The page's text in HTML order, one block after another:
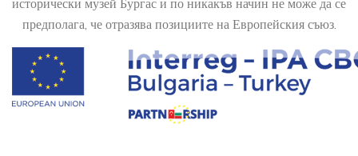
предполага, че отразява позициите на Европейския съюз.